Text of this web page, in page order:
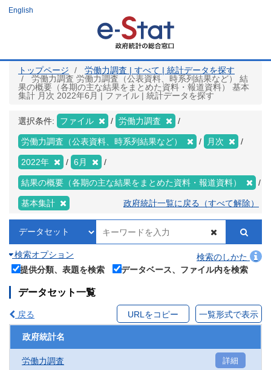
ツ
English
トップページ
労働力調査 | すべて | 統計データを探す
労働力調査 労働力調査（公表資料、時系列結果など） 結
果の概要（各期の主な結果をまとめた資料・報道資料） 基本
集計 月次 2022年6月 | ファイル | 統計データを探す
選択条件: ファイル 労働力調査
労働力調査（公表資料、時系列結果など） 月次
2022年 6月
結果の概要（各期の主な結果をまとめた資料・報道資料）
基本集計 政府統計一覧に戻る（すべて解除）
検索オプション
検索のしかた
提供分類、表題を検索
データベース、ファイル内を検索
データセット一覧
戻る URLをコピー 一覧形式で表示
政府統計名
労働力調査 詳細